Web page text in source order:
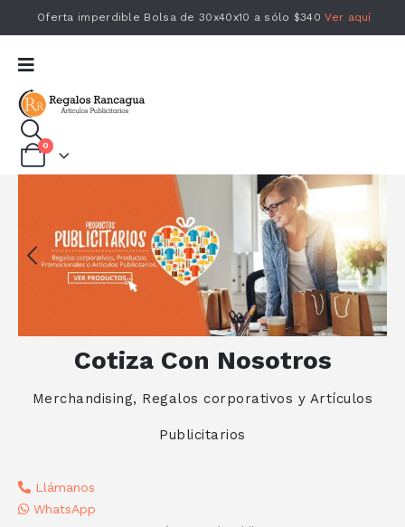
Oferta imperdible Bolsa de 30x40x10 a sólo $340Ver aquí
0
Cotiza Con Nosotros
Merchandising, Regalos corporativos y Artículos
Publicitarios
Llámanos
WhatsApp